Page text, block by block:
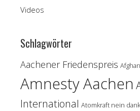
Videos
Schlagwörter
Aachener Friedenspreis
Amnesty Aachen
International Atomkraft nein